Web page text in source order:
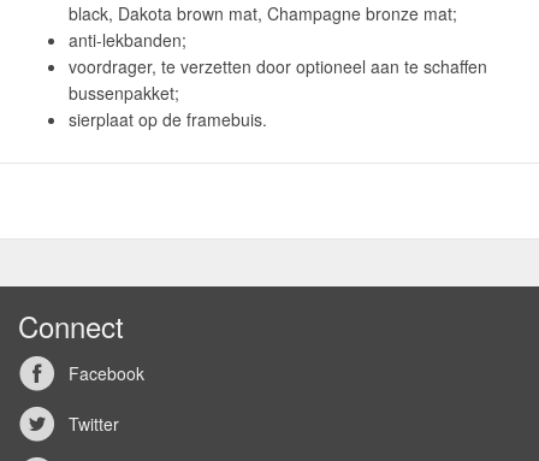
black, Dakota brown mat, Champagne bronze mat;
anti-lekbanden;
voordrager, te verzetten door optioneel aan te schaffen
bussenpakket;
sierplaat op de framebuis.
Connect
Facebook
Twitter